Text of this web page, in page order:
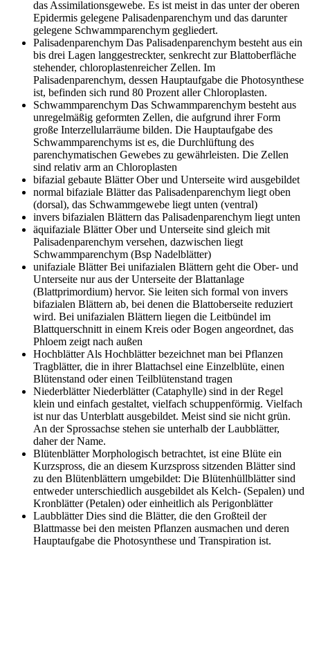
das Assimilationsgewebe. Es ist meist in das unter der oberen
Epidermis gelegene Palisadenparenchym und das darunter
gelegene Schwammparenchym gegliedert.
Palisadenparenchym Das Palisadenparenchym besteht aus ein
bis drei Lagen langgestreckter, senkrecht zur Blattoberfläche
stehender, chloroplastenreicher Zellen. Im
Palisadenparenchym, dessen Hauptaufgabe die Photosynthese
ist, befinden sich rund 80 Prozent aller Chloroplasten.
Schwammparenchym Das Schwammparenchym besteht aus
unregelmäßig geformten Zellen, die aufgrund ihrer Form
große Interzellularräume bilden. Die Hauptaufgabe des
Schwammparenchyms ist es, die Durchlüftung des
parenchymatischen Gewebes zu gewährleisten. Die Zellen
sind relativ arm an Chloroplasten
bifazial gebaute BlätterOber und Unterseite wird ausgebildet
normal bifaziale Blätterdas Palisadenparenchym liegt oben
(dorsal), das Schwammgewebe liegt unten (ventral)
invers bifazialen Blättern das Palisadenparenchym liegt unten
äquifaziale BlätterOber und Unterseite sind gleich mit
Palisadenparenchym versehen, dazwischen liegt
Schwammparenchym (Bsp Nadelblätter)
unifaziale BlätterBei unifazialen Blättern geht die Ober- und
Unterseite nur aus der Unterseite der Blattanlage
(Blattprimordium) hervor. Sie leiten sich formal von invers
bifazialen Blättern ab, bei denen die Blattoberseite reduziert
wird. Bei unifazialen Blättern liegen die Leitbündel im
Blattquerschnitt in einem Kreis oder Bogen angeordnet, das
Phloem zeigt nach außen
HochblätterAls Hochblätter bezeichnet man bei Pflanzen
Tragblätter, die in ihrer Blattachsel eine Einzelblüte, einen
Blütenstand oder einen Teilblütenstand tragen
NiederblätterNiederblätter (Cataphylle) sind in der Regel
klein und einfach gestaltet, vielfach schuppenförmig. Vielfach
ist nur das Unterblatt ausgebildet. Meist sind sie nicht grün.
An der Sprossachse stehen sie unterhalb der Laubblätter,
daher der Name.
BlütenblätterMorphologisch betrachtet, ist eine Blüte ein
Kurzspross, die an diesem Kurzspross sitzenden Blätter sind
zu den Blütenblättern umgebildet: Die Blütenhüllblätter sind
entweder unterschiedlich ausgebildet als Kelch- (Sepalen) und
Kronblätter (Petalen) oder einheitlich als Perigonblätter
LaubblätterDies sind die Blätter, die den Großteil der
Blattmasse bei den meisten Pflanzen ausmachen und deren
Hauptaufgabe die Photosynthese und Transpiration ist.